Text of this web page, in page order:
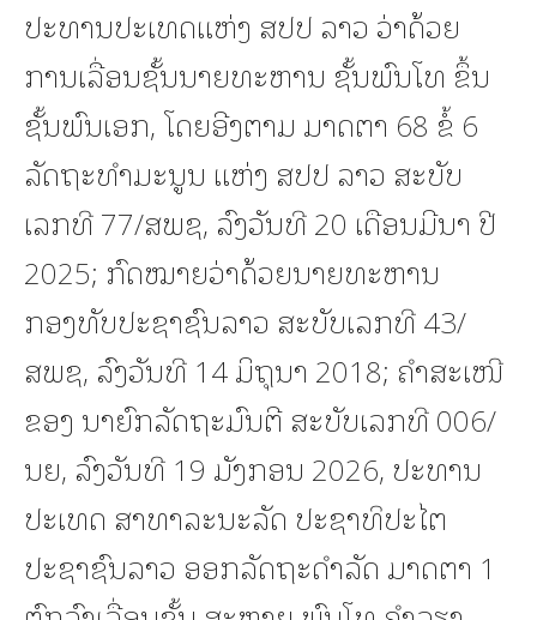
ປະທານປະເທດເເຫ່ງ ສປປ ລາວ ວ່າດ້ວຍ
ການເລື່ອນຊັ້ນນາຍທະຫານ ຊັ້ນພົນໂທ ຂຶ້ນ
ຊັ້ນພົນເອກ, ໂດຍອີງຕາມ ມາດຕາ 68 ຂໍ້ 6
ລັດຖະທຳມະນູນ ແຫ່ງ ສປປ ລາວ ສະບັບ
ເລກທີ 77/ສພຊ, ລົງວັນທີ 20 ເດືອນມີນາ ປີ
2025; ກົດໝາຍວ່າດ້ວຍນາຍທະຫານ
ກອງທັບປະຊາຊົນລາວ ສະບັບເລກທີ 43/
ສພຊ, ລົງວັນທີ 14 ມິຖຸນາ 2018; ຄໍາສະເໜີ
ຂອງ ນາຍົກລັດຖະມົນຕີ ສະບັບເລກທີ 006/
ນຍ, ລົງວັນທີ 19 ມັງກອນ 2026, ປະທານ
ປະເທດ ສາທາລະນະລັດ ປະຊາທິປະໄຕ
ປະຊາຊົນລາວ ອອກລັດຖະດຳລັດ ມາດຕາ 1